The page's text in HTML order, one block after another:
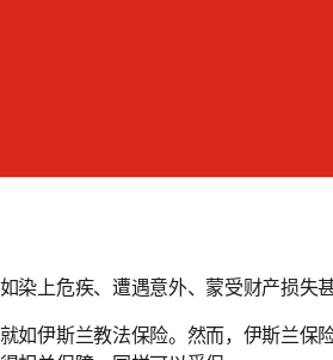
染上危疾、遭遇意外、蒙受财产损失
如伊斯兰教法保险。然而，伊斯兰